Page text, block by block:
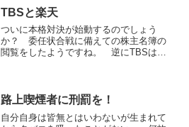
聴地域への配信である...
TBSと楽天
ついに本格対決が始動するのでしょう
か？ 委任状合戦に備えての株主名簿の
閲覧をしたようですね。 逆にTBSは質
らずゆっくりと物事を...
路上喫煙者に刑罰を！
自分自身は皆無とはいわないが生まれて